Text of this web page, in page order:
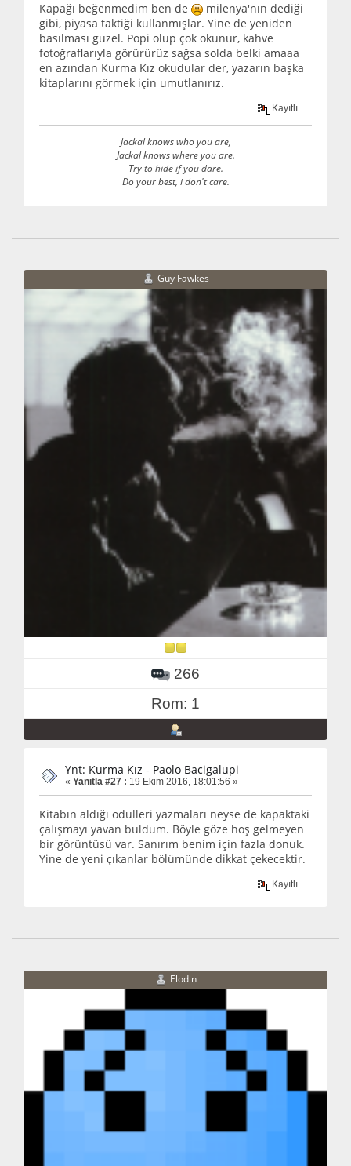
Kapağı beğenmedim ben de
milenya'nın dediği
gibi, piyasa taktiği kullanmışlar. Yine de yeniden
basılması güzel. Popi olup çok okunur, kahve
fotoğraflarıyla görürürüz sağsa solda belki amaaa
en azından Kurma Kız okudular der, yazarın başka
kitaplarını görmek için umutlanırız.
Kayıtlı
Jackal knows who you are,
Jackal knows where you are.
Try to hide if you dare.
Do your best, i don't care.
Guy Fawkes
266
Rom: 1
Ynt: Kurma Kız - Paolo Bacigalupi
« Yanıtla #27 : 19 Ekim 2016, 18:01:56 »
Kitabın aldığı ödülleri yazmaları neyse de kapaktaki
çalışmayı yavan buldum. Böyle göze hoş gelmeyen
bir görüntüsü var. Sanırım benim için fazla donuk.
Yine de yeni çıkanlar bölümünde dikkat çekecektir.
Kayıtlı
Elodin